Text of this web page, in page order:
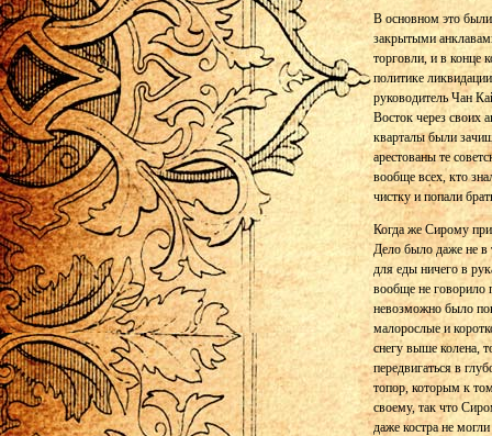
В основном это
закрытыми
торговли, и в конце
политике
руководитель Чан
Восток через своих
кварталы были
арестованы те
вообще всех, кто
чистку и попали
Когда же Сирому
Дело было даже не в
для еды ничего в
вообще не говорило
невозможно было
малорослые и
снегу выше колена,
передвигаться в
топор, которым к
своему, так что
даже костра не